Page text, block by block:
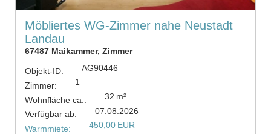
Möbliertes WG-Zimmer nahe Neustadt
Landau
67487 Maikammer, Zimmer
Objekt-ID:
AG90446
Zimmer:
1
Wohnfläche ca.:
32 m²
Verfügbar ab:
07.08.2026
Warmmiete:
450,00 EUR